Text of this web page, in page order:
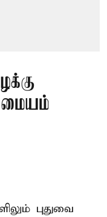
மையம்
புதுவை